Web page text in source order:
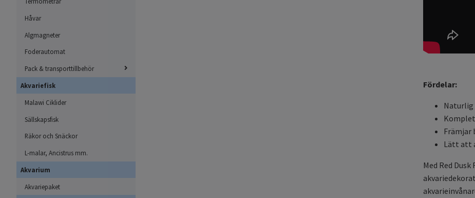
Håvar
Algmagneter
Foderautomat
Pack & transporttillbehör
Akvariefisk
Malawi Ciklider
Sällskapsfisk
Räkor och Snäckor
L-malar, Ancistrus mm.
Akvarium
Akvariepaket
Fördelar:
Främjar
Lätt att
Med Red